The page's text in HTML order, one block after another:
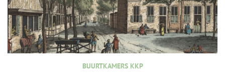
BUURTKAMERS KKP